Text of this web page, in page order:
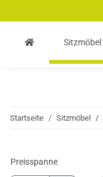
Sitzmöbel
Startseite Sitzmöbel
Preisspanne